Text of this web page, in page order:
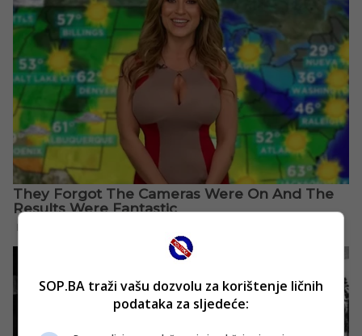
SOP.BA traži vašu dozvolu za korištenje ličnih
podataka za sljedeće: